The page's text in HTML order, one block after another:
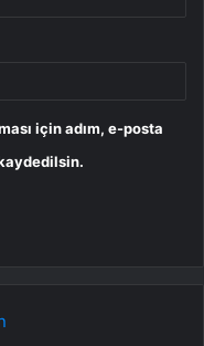
için adım, e-posta